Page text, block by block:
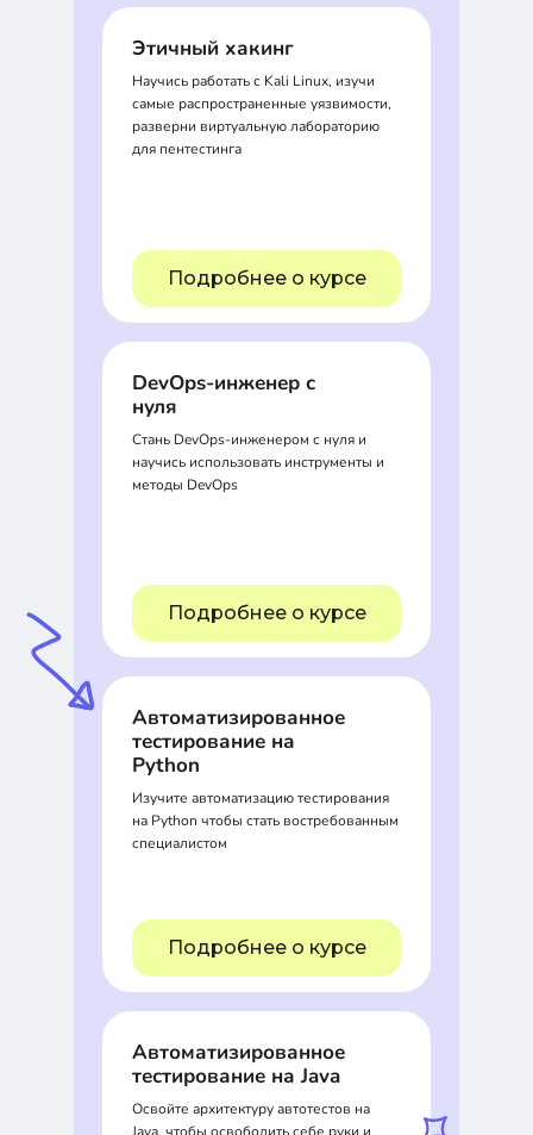
Этичный хакинг
Научись работать с Kali Linux, изучи
самые распространенные уязвимости,
разверни виртуальную лабораторию
для пентестинга
Подробнее о курсе
DevOps-инженер с
нуля
Стань DevOps-инженером с нуля и
научись использовать инструменты и
методы DevOps
Подробнее о курсе
Автоматизированное
тестирование на
Python
Изучите автоматизацию тестирования
на Python чтобы стать востребованным
специалистом
Подробнее о курсе
Автоматизированное
тестирование на Java
Освойте архитектуру автотестов на